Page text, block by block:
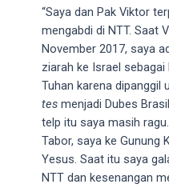
brunette,
transsexual
“Saya dan Pak Viktor
mengabdi di NTT. Saat
November 2017, saya
ziarah ke Israel
Tuhan karena dipanggil
tesmenjadi Dubes
telp itu saya masih
Tabor, saya ke Gunung
Yesus. Saat itu saya
NTT dan kesenangan